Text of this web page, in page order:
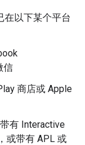
在以下某个平台
信
商店或 Apple
有 Interactive
或带有 APL 或